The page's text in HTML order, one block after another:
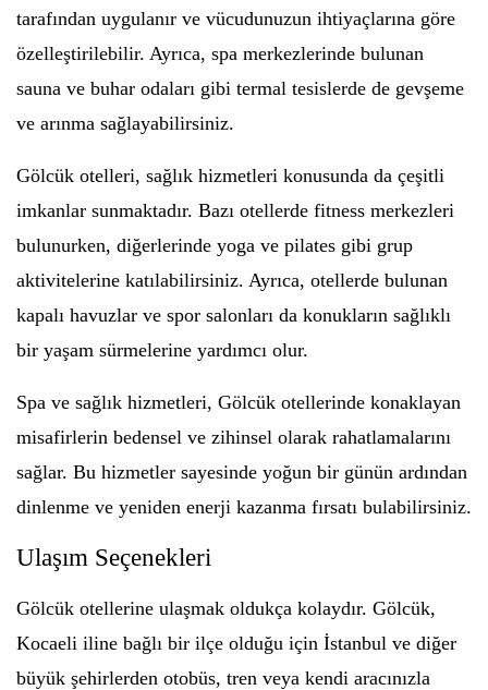
tarafından uygulanır ve vücudunuzun ihtiyaçlarına göre
özelleştirilebilir. Ayrıca, spa merkezlerinde bulunan
sauna ve buhar odaları gibi termal tesislerde de gevşeme
ve arınma sağlayabilirsiniz.
Gölcük otelleri, sağlık hizmetleri konusunda da çeşitli
imkanlar sunmaktadır. Bazı otellerde fitness merkezleri
bulunurken, diğerlerinde yoga ve pilates gibi grup
aktivitelerine katılabilirsiniz. Ayrıca, otellerde bulunan
kapalı havuzlar ve spor salonları da konukların sağlıklı
bir yaşam sürmelerine yardımcı olur.
Spa ve sağlık hizmetleri, Gölcük otellerinde konaklayan
misafirlerin bedensel ve zihinsel olarak rahatlamalarını
sağlar. Bu hizmetler sayesinde yoğun bir günün ardından
dinlenme ve yeniden enerji kazanma fırsatı bulabilirsiniz.
Ulaşım Seçenekleri
Gölcük otellerine ulaşmak oldukça kolaydır. Gölcük,
Kocaeli iline bağlı bir ilçe olduğu için İstanbul ve diğer
büyük şehirlerden otobüs, tren veya kendi aracınızla